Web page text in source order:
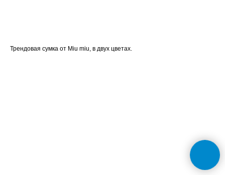
Трендовая сумка от Miu miu, в двух цветах.